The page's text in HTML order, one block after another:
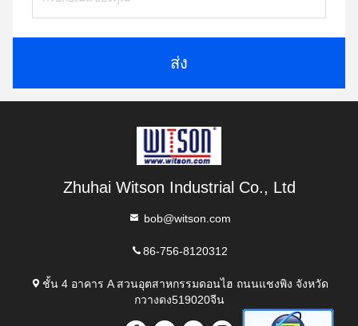
ส่ง
Zhuhai Witson Industrial Co., Ltd
bob@witson.com
86-756-8120312
ชั้น 4 อาคาร A สวนอุตสาหกรรมดอนไฮ ถนนแชงพิง จังหวัด
กวางดง519020จีน